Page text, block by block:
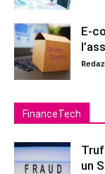
E-
FinanceTech
un